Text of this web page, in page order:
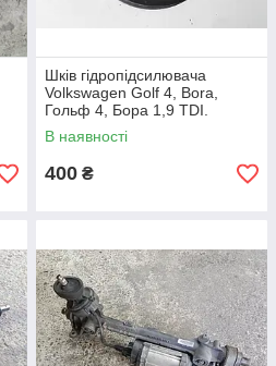
Шків гідропідсилювача
Volkswagen Golf 4, Bora,
Гольф 4, Бора 1,9 TDI.
038145255A.
В наявності
400 ₴